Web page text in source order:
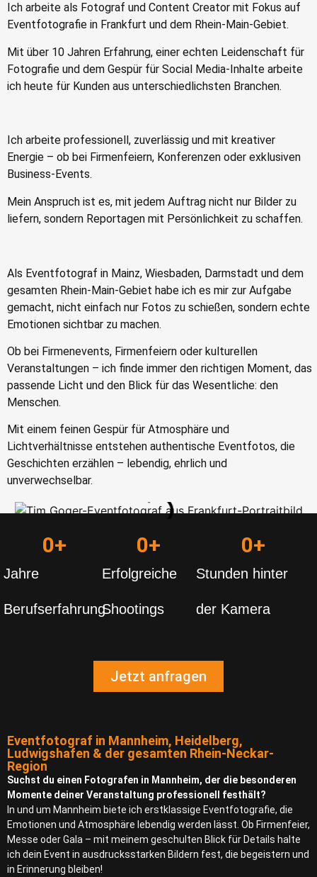
Ich arbeite als Fotograf und Content Creator mit Fokus auf
Eventfotografie in Frankfurt und dem Rhein-Main-Gebiet.
Mit über 10 Jahren Erfahrung, einer echten Leidenschaft für
Fotografie und dem Gespür für Social Media-Inhalte arbeite
ich heute für Kunden aus unterschiedlichsten Branchen.
Ich arbeite professionell, zuverlässig und mit kreativer
Energie – ob bei Firmenfeiern, Konferenzen oder exklusiven
Business-Events.
Mein Anspruch ist es, mit jedem Auftrag nicht nur Bilder zu
liefern, sondern Reportagen mit Persönlichkeit zu schaffen.
Als Eventfotograf in Mainz, Wiesbaden, Darmstadt und dem
gesamten Rhein-Main-Gebiet habe ich es mir zur Aufgabe
gemacht, nicht einfach nur Fotos zu schießen, sondern echte
Emotionen sichtbar zu machen.
Ob bei Firmenevents, Firmenfeiern oder kulturellen
Veranstaltungen – ich finde immer den richtigen Moment, das
passende Licht und den Blick für das Wesentliche: den
Menschen.
Mit einem feinen Gespür für Atmosphäre und
Lichtverhältnisse entstehen authentische Eventfotos, die
Geschichten erzählen – lebendig, ehrlich und
unverwechselbar.
Jahre
Berufserfahrung
0+
Erfolgreiche
Shootings
0+
Stunden hinter
der Kamera
0+
Jetzt anfragen
Eventfotograf in Mannheim, Heidelberg,
Ludwigshafen & der gesamten Rhein-Neckar-
Region
Suchst du einen Fotografen in Mannheim, der die besonderen
Momente deiner Veranstaltung professionell festhält?
In und um Mannheim biete ich erstklassige Eventfotografie, die
Emotionen und Atmosphäre lebendig werden lässt. Ob Firmenfeier,
Messe oder Gala – mit meinem geschulten Blick für Details halte
ich dein Event in ausdrucksstarken Bildern fest, die begeistern und
in Erinnerung bleiben!